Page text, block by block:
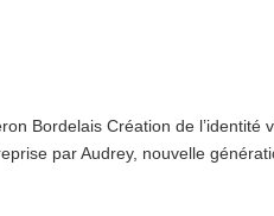
Bordelais Création de
par Audrey, nouvelle